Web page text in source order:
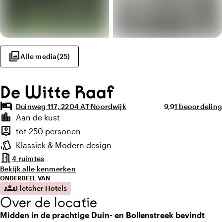
photo_libraryAlle media(25)
De Witte Raaf
hotel Duinweg 117, 2204 AT Noordwijk Gemiddelde
9,9Aantal
1 beoordeling
Highlights
location_city
Locatie en omgeving
Aan de kust
person_pin
Capaciteit
tot 250 personen
style
Sfeer en uitstraling
Klassiek & Modern design
meeting_room4 ruimtes
Bekijk alle kenmerken
ONDERDEEL VAN
groupsFletcher Hotels
Over de locatie
Midden in de prachtige Duin- en Bollenstreek bevindt